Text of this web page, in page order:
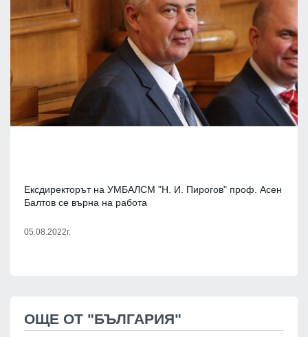
Ексдиректорът на УМБАЛСМ "Н. И. Пирогов" проф. Асен
Балтов се върна на работа
05.08.2022г.
ОЩЕ ОТ "БЪЛГАРИЯ"